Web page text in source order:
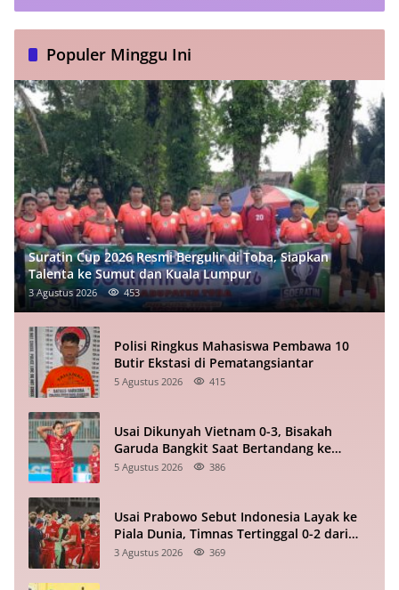
Populer Minggu Ini
Suratin Cup 2026 Resmi Bergulir di Toba, Siapkan
Talenta ke Sumut dan Kuala Lumpur
3 Agustus 2026 453
Polisi Ringkus Mahasiswa Pembawa 10
Butir Ekstasi di Pematangsiantar
5 Agustus 2026 415
Usai Dikunyah Vietnam 0-3, Bisakah
Garuda Bangkit Saat Bertandang ke
Singapura?
5 Agustus 2026 386
Usai Prabowo Sebut Indonesia Layak ke
Piala Dunia, Timnas Tertinggal 0-2 dari
Vietnam Babak I Piala ASEAN
3 Agustus 2026 369